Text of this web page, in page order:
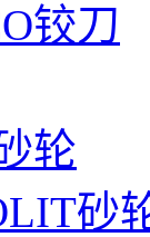
铰刀
轮
砂